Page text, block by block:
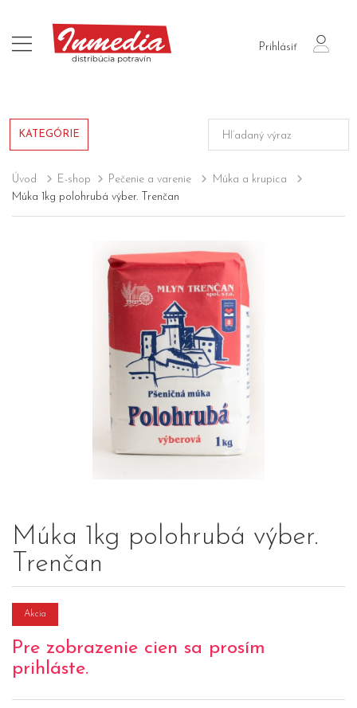
Prihlásiť
login
KATEGÓRIE
Úvod E-shop Pečenie a varenie
Múka a krupica
Múka 1kg polohrubá výber. Trenčan
Múka 1kg polohrubá výber.
Trenčan
Akcia
Pre zobrazenie cien sa prosím
prihláste.